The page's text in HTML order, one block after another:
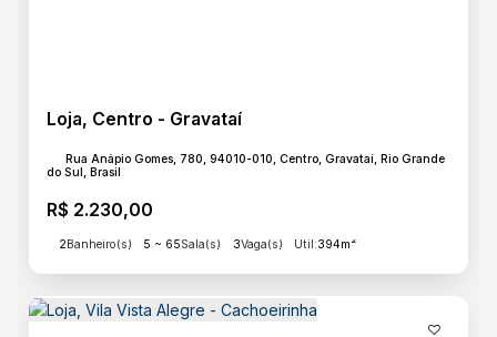
Loja, Centro - Gravataí
R$ 2.230,00
Rua Anápio Gomes, 780, 94010-010, Centro, Gravataí, Rio Grande
do Sul, Brasil
2Banheiro(s) 5 ~ 65Sala(s) 3Vaga(s) Útil:394m²